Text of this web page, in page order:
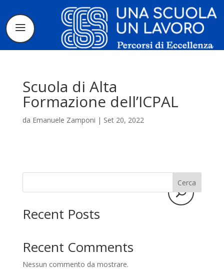
Il progetto
Sostenitori
Scuola di Alta
Formazione dell’ICPAL
da Emanuele Zamponi | Set 20, 2022
Cerca
Recent Posts
Recent Comments
Nessun commento da mostrare.